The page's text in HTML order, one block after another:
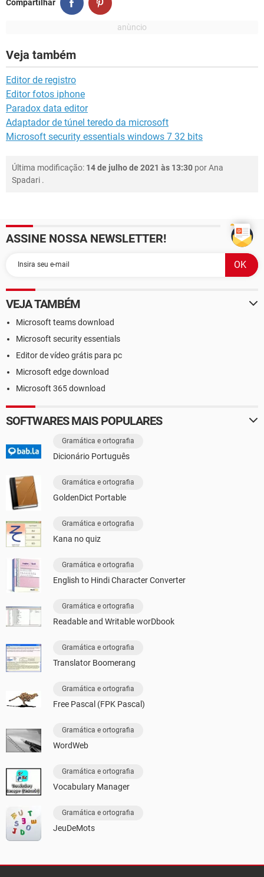
Compartilhar
Veja também
Editor de registro
Editor fotos iphone
Paradox data editor
Adaptador de túnel teredo da microsoft
Microsoft security essentials windows 7 32 bits
Última modificação: 14 de julho de 2021 às 13:30 porAna
Spadari .
ASSINE NOSSA NEWSLETTER!
VEJA TAMBÉM
Microsoft teams download
Microsoft security essentials
Editor de vídeo grátis para pc
Microsoft edge download
Microsoft 365 download
SOFTWARES MAIS POPULARES
Gramática e ortografia
Dicionário Português
Gramática e ortografia
GoldenDict Portable
Gramática e ortografia
Kana no quiz
Gramática e ortografia
English to Hindi Character Converter
Gramática e ortografia
Readable and Writable worDbook
Gramática e ortografia
Translator Boomerang
Gramática e ortografia
Free Pascal (FPK Pascal)
Gramática e ortografia
WordWeb
Gramática e ortografia
Vocabulary Manager
Gramática e ortografia
JeuDeMots